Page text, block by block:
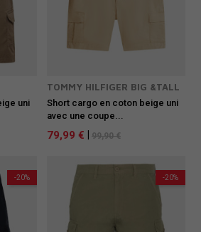
uni
TOMMY HILFIGER BIG &TALL
Short cargo en coton beige uni
avec une coupe...
79,99 € 99,90 €
-20% -20%